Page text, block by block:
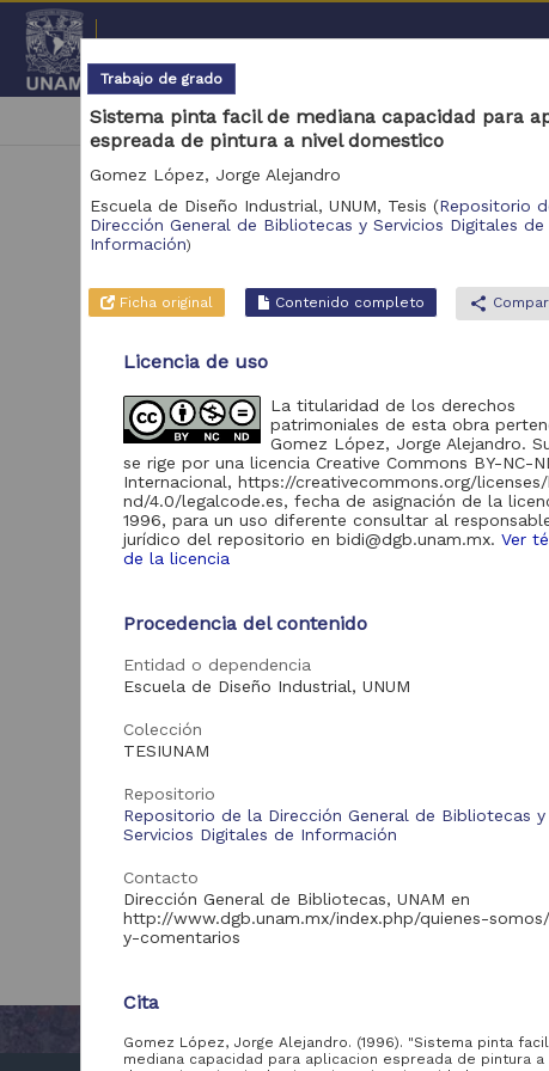
cancel | Escuela de Diseño Industrial, UNUM
Se
Trabajo de grado
Sistema pinta facil de mediana capacidad para
espreada de pintura a nivel domestico
Gomez López, Jorge Alejandro
Escuela de Diseño Industrial, UNUM, Tesis(Repositorio
Dirección General de Bibliotecas y Servicios Digitales de
Información)
Ficha original Contenido completo share
Licencia de uso
La titularidad de los derechos
patrimoniales de esta obra
Gomez López, Jorge Alejandro.
se rige por una licencia Creative Commons BY-NC-
Internacional, https://creativecommons.org/
nd/4.0/legalcode.es, fecha de asignación de la
1996, para un uso diferente consultar al
jurídico del repositorio en bidi@dgb.unam.mx.Ver
de la licencia
Procedencia del contenido
Entidad o dependencia
Escuela de Diseño Industrial, UNUM
Colección
TESIUNAM
Repositorio
Repositorio de la Dirección General de Bibliotecas y
Servicios Digitales de Información
Contacto
Dirección General de Bibliotecas, UNAM en
http://www.dgb.unam.mx/index.php/quienes-
y-comentarios
Cita
Gomez López, Jorge Alejandro. (1996). "Sistema pinta
mediana capacidad para aplicacion espreada de pintura a